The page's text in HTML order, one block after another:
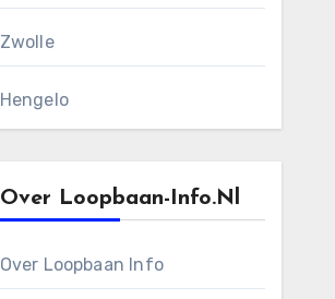
Zwolle
Hengelo
Over Loopbaan-Info.nl
Over Loopbaan Info